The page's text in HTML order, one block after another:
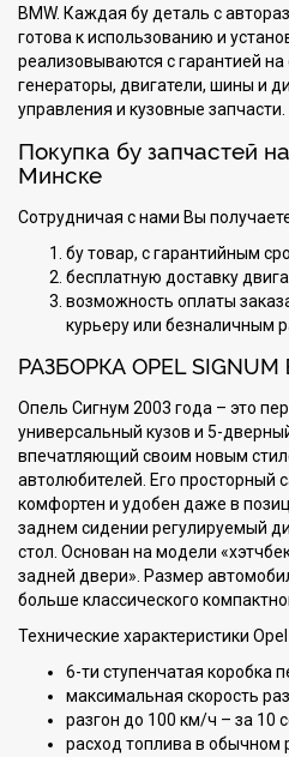
BMW. Каждая бу деталь с
готова к использованию и
реализовываются с гарантией
генераторы, двигатели, шины и
управления и кузовные запчасти.
Покупка бу запчастей
Минске
Сотрудничая с нами Вы
бу товар, с гарантийным
бесплатную доставку
возможность оплаты
курьеру или безналичным
РАЗБОРКА OPEL
Опель Cигнум 2003 года – это
универсальный кузов и 5-
впечатляющий своим новым
автолюбителей. Его просторный
комфортен и удобен даже в
заднем сидении регулируемый
стол. Основан на модели
задней двери». Размер
больше классического
Технические характеристики
6-ти ступенчатая коробка
максимальная скорость
разгон до 100 км/ч – за 10
расход топлива в обычном